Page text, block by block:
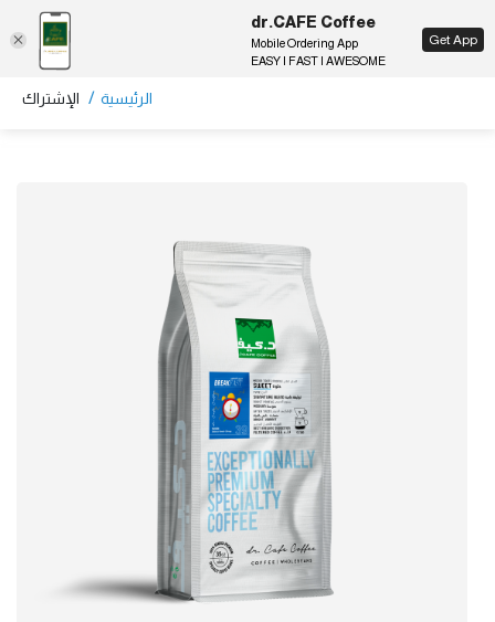
EN
الرئيسية / الإشتراك
dr.CAFE Coffee
Mobile Ordering App
EASY | FAST | AWESOME
Get App